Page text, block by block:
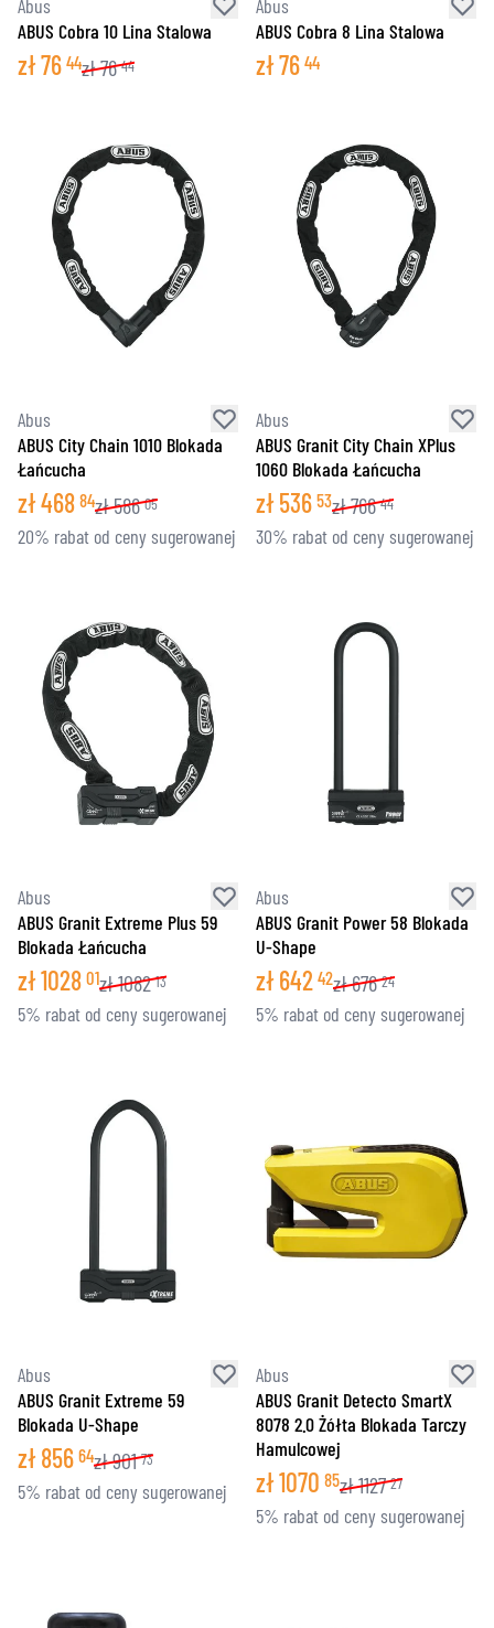
Abus
ABUS Cobra 10 Lina Stalowa
zł76 44zł76 44
Abus
ABUS Cobra 8 Lina Stalowa
zł76 44
Abus
ABUS City Chain 1010 Blokada
Łańcucha
zł468 84zł586 05
20% rabat od ceny sugerowanej
Abus
ABUS Granit City Chain XPlus
1060 Blokada Łańcucha
zł536 53zł766 44
30% rabat od ceny sugerowanej
Abus
ABUS Granit Extreme Plus 59
Blokada Łańcucha
zł1028 01zł1082 13
5% rabat od ceny sugerowanej
Abus
ABUS Granit Power 58 Blokada
U-Shape
zł642 42zł676 24
5% rabat od ceny sugerowanej
Abus
ABUS Granit Extreme 59
Blokada U-Shape
zł856 64zł901 73
5% rabat od ceny sugerowanej
Abus
ABUS Granit Detecto SmartX
8078 2.0 Żółta Blokada Tarczy
Hamulcowej
zł1070 85zł1127 27
5% rabat od ceny sugerowanej